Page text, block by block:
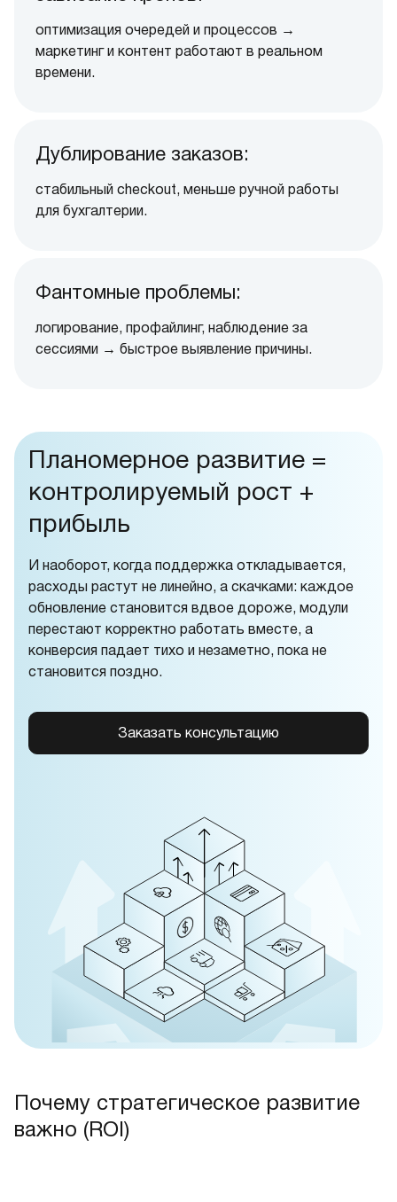
оптимизация очередей и процессов →
маркетинг и контент работают в реальном
времени.
Дублирование заказов:
стабильный checkout, меньше ручной работы
для бухгалтерии.
Фантомные проблемы:
логирование, профайлинг, наблюдение за
сессиями → быстрое выявление причины.
Планомерное развитие =
контролируемый рост +
прибыль
И наоборот, когда поддержка откладывается,
расходы растут не линейно, а скачками: каждое
обновление становится вдвое дороже, модули
перестают корректно работать вместе, а
конверсия падает тихо и незаметно, пока не
становится поздно.
Заказать консультацию
Почему стратегическое развитие
важно (ROI)